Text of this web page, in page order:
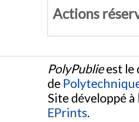
Actions
PolyPublieest le
de
Site développé
EPrints.